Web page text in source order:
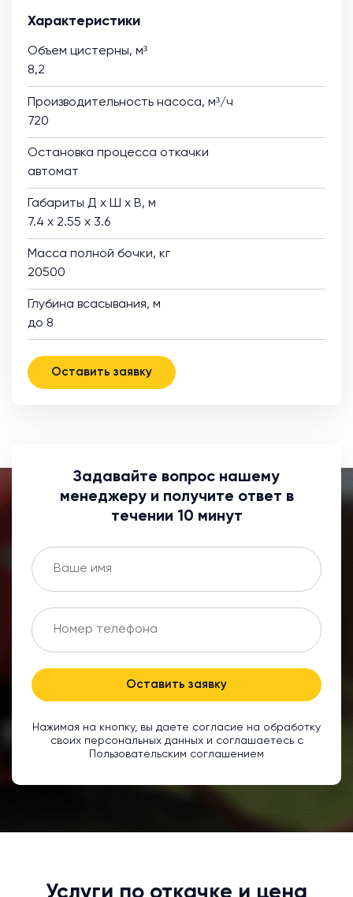
Характеристики
Объем цистерны, м³
8,2
Производительность насоса, м³/ч
720
Остановка процесса откачки
автомат
Габариты Д х Ш х В, м
7.4 х 2.55 х 3.6
Масса полной бочки, кг
20500
Глубина всасывания, м
до 8
Оставить заявку
Задавайте вопрос нашему
менеджеру и получите ответ в
течении 10 минут
Оставить заявку
Нажимая на кнопку, вы даете согласие на обработку
своих персональных данных и соглашаетесь с
Пользовательским соглашением